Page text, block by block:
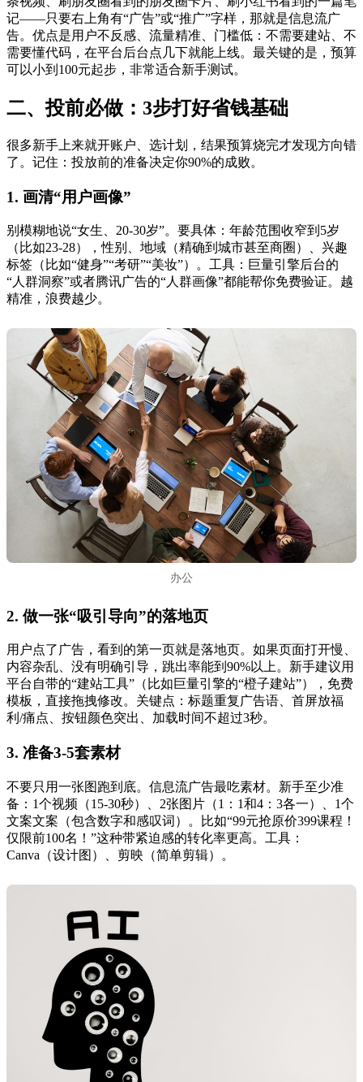
记——只要右上角有“广告”或“推广”字样，那就是信息流广
告。优点是用户不反感、流量精准、门槛低：不需要建站、不
需要懂代码，在平台后台点几下就能上线。最关键的是，预算
可以小到100元起步，非常适合新手测试。
二、投前必做：3步打好省钱基础
很多新手上来就开账户、选计划，结果预算烧完才发现方向错
了。记住：投放前的准备决定你90%的成败。
1. 画清“用户画像”
别模糊地说“女生、20-30岁”。要具体：年龄范围收窄到5岁
（比如23-28），性别、地域（精确到城市甚至商圈）、兴趣
标签（比如“健身”“考研”“美妆”）。工具：巨量引擎后台的
“人群洞察”或者腾讯广告的“人群画像”都能帮你免费验证。越
精准，浪费越少。
办公
2. 做一张“吸引导向”的落地页
用户点了广告，看到的第一页就是落地页。如果页面打开慢、
内容杂乱、没有明确引导，跳出率能到90%以上。新手建议用
平台自带的“建站工具”（比如巨量引擎的“橙子建站”），免费
模板，直接拖拽修改。关键点：标题重复广告语、首屏放福
利/痛点、按钮颜色突出、加载时间不超过3秒。
3. 准备3-5套素材
不要只用一张图跑到底。信息流广告最吃素材。新手至少准
备：1个视频（15-30秒）、2张图片（1：1和4：3各一）、1个
文案文案（包含数字和感叹词）。比如“99元抢原价399课程！
仅限前100名！”这种带紧迫感的转化率更高。工具：
Canva（设计图）、剪映（简单剪辑）。